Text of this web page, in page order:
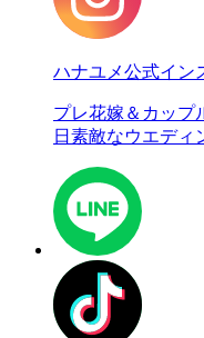
ハナユメ公式イン
プレ花嫁＆カッ
日素敵なウエディ